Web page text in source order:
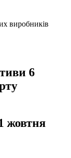
виробників
6
жовтня